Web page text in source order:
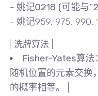
- 姚记0218 (可能与
- 姚记959, 975, 990,
洗牌算法
Fisher-Yates算法
随机位置的元素交换
的概率相等。 |